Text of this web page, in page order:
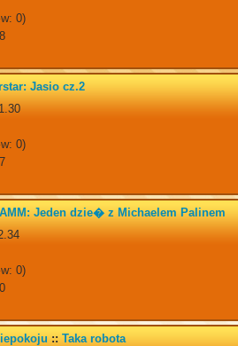
0)
Jasio cz.2
0)
AMM: Jeden dzie� z Michaelem Palinem
0)
:: Taka robota